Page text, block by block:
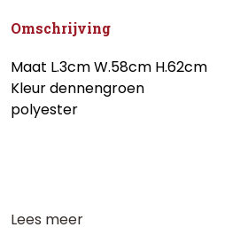
Omschrijving
Maat L.3cm W.58cm H.62cm
Kleur dennengroen
polyester
Lees meer